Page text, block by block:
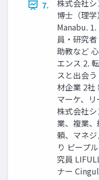
7.
株式会社
博士（理
Manabu.
員・研究
助教など
エンス 2.
スと出会
材企業 2社
マーケ、
株式会社
業、複業
頼、マネ
り ピープ
究員
ナー